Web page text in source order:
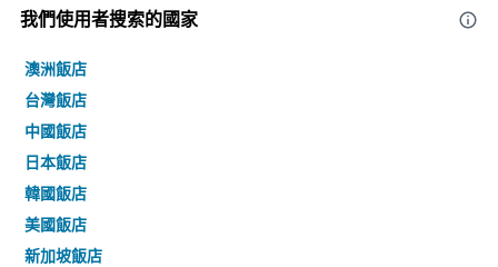
我們使用者搜索的國家
澳洲飯店
台灣飯店
中國飯店
日本飯店
韓國飯店
美國飯店
新加坡飯店